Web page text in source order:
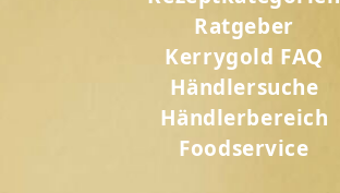
Ratgeber
Kerrygold FAQ
Händlersuche
Händlerbereich
Foodservice